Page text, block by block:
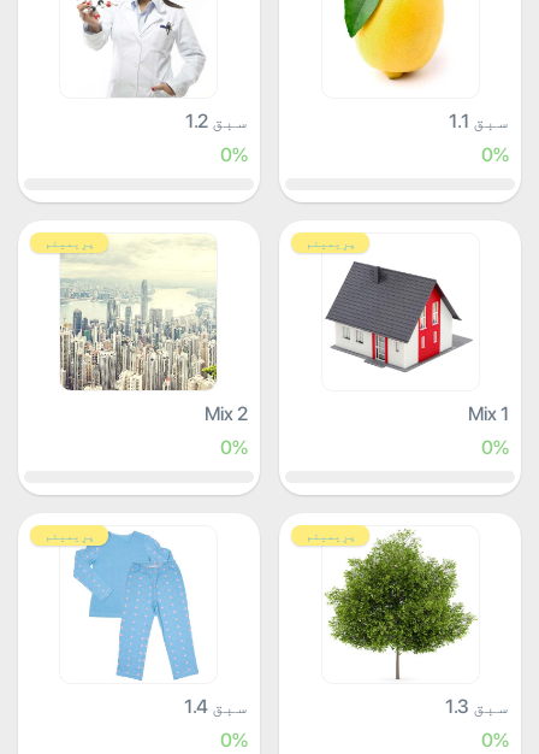
سبق 1.1
0%
سبق 1.2
0%
پرِیمیئم
Mix 1
0%
پرِیمیئم
Mix 2
0%
پرِیمیئم
سبق 1.3
0%
پرِیمیئم
سبق 1.4
0%